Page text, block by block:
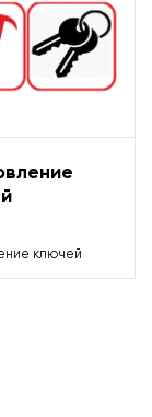
ключей